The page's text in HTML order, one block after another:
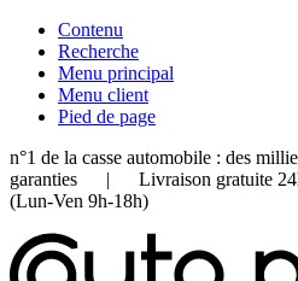
Contenu
Recherche
Menu principal
Menu client
Pied de page
n°1 de la casse automobile : des
garanties | Livraison gratuite
(Lun-Ven 9h-18h)